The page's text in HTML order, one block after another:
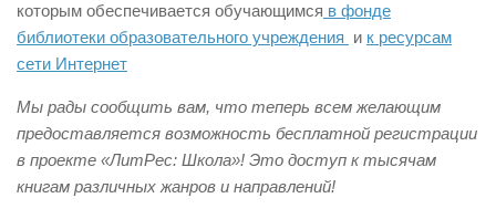
которым обеспечивается обучающимся в фонде
библиотеки образовательного учреждения и к ресурсам
сети Интернет
Мы рады сообщить вам, что теперь всем желающим
предоставляется возможность бесплатной регистрации
в проекте «ЛитРес: Школа»! Это доступ к тысячам
книгам различных жанров и направлений!